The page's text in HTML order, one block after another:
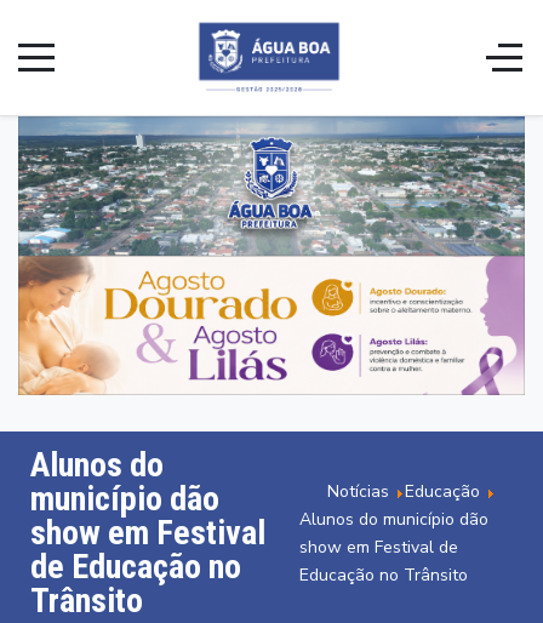
Alunos do
município dão
show em Festival
de Educação no
Trânsito
Notícias
Educação
Alunos do município dão
show em Festival de
Educação no Trânsito